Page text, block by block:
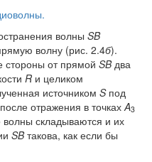
волны SB
волну (рис. 2.4б).
стороны от прямой SBдва
R и целиком
источником Sпод
отражения в точках A3
волны складываются и их
SBтакова, как если бы